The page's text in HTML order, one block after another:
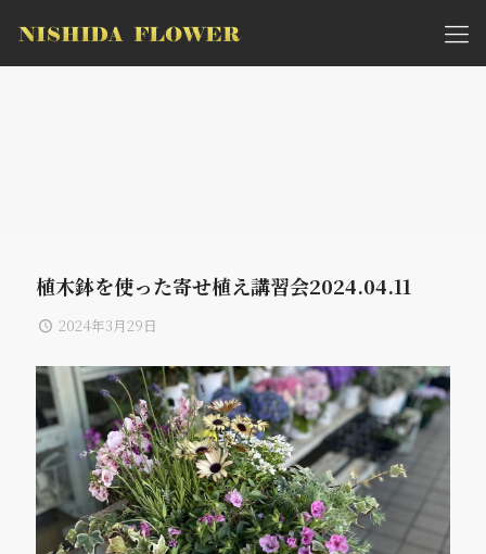
植木鉢を使った寄せ植え講習会2024.04.11
2024年3月29日